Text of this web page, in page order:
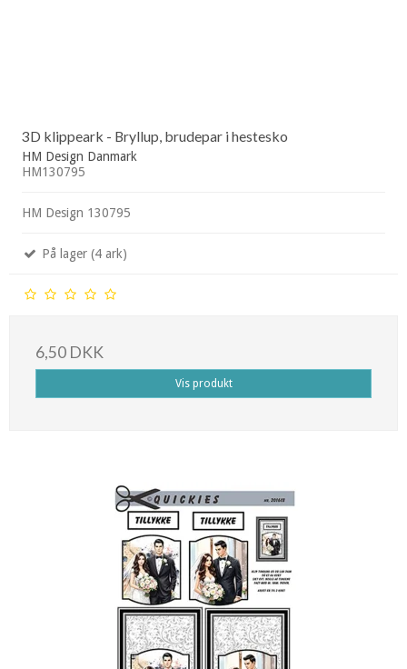
3D klippeark - Bryllup, brudepar i hestesko
HM Design Danmark
HM130795
HM Design 130795
På lager (4 ark)
6,50 DKK
Vis produkt